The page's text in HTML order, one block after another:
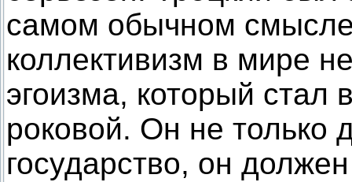
самом обычном смысле
коллективизм в мире
эгоизма, который
роковой. Он не только
государство, он